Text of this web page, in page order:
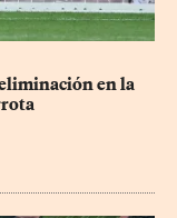
en la